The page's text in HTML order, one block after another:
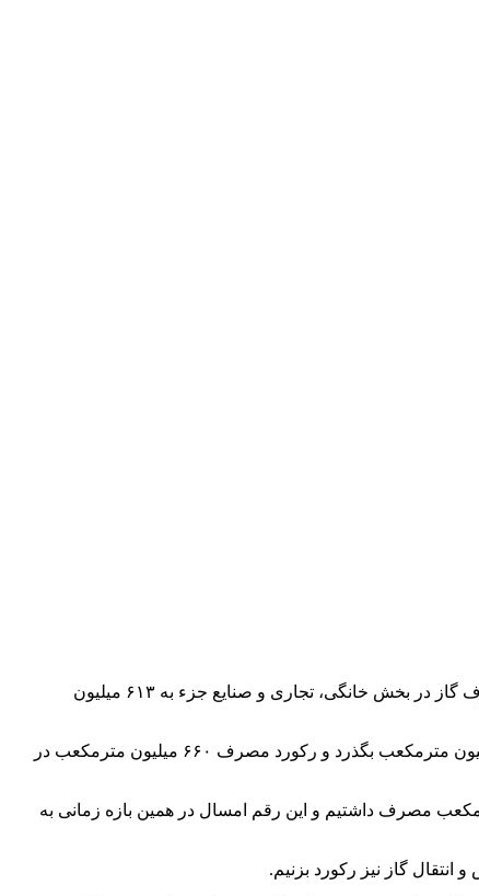
ارتباط فردا: غلامرضا کوشکی اظهار کرد: روز گذشته (هشتم دی) با کاهش نسبی دما و ورود یک سامانه سرمایشی جدید از غرب کشور، مصرف گاز در بخش خانگی، تجاری و صنایع جزء به ۶۱۳ میلیون
وی ادامه داد: با توجه به تداوم سرما تا پایان هفته جاری، پیش‌بینی می‌شود مقدار مصرف در بخش خانگی، تجاری و صنایع جزء از مرز ۶۵۰ میلیون مترمکعب بگذرد و رکورد مصرف ۶۶۰ میلیون مترمکعب در
کشور با یادآوری اینکه پارسال در هفته نخست دی‌ در بخش خانگی، تجاری و صنایع جزء ۵۲۷ میلیون مترمکعب مصرف داشتیم و این رقم امسال در همین بازه زمانی به
گاز نیز رکورد بزنیم.